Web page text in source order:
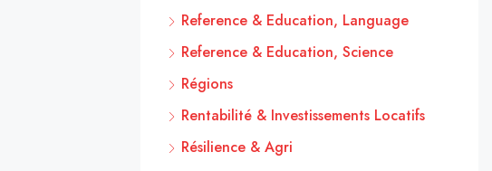
Reference & Education, Language
Reference & Education, Science
Régions
Rentabilité & Investissements Locatifs
Résilience & Agri